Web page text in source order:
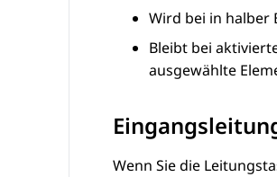
Wird bei in halber
Bleibt bei
ausgewählte
Wenn Sie die